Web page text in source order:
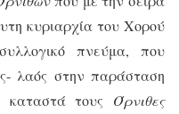
κυριαρχία του Χορού
πνεύμα, που
λαός στην παράσταση
καταστά τους Όρνιθες